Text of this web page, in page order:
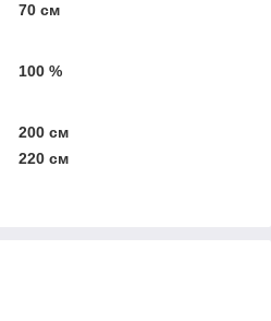
70 см
100 %
200 см
220 см